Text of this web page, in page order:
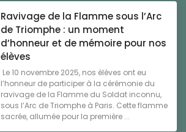
Ravivage de la Flamme sous l’Arc
de Triomphe : un moment
d’honneur et de mémoire pour nos
élèves
Le 10 novembre 2025, nos élèves ont eu
l’honneur de participer à la cérémonie du
ravivage de la Flamme du Soldat inconnu,
sous l’Arc de Triomphe à Paris. Cette flamme
sacrée, allumée pour la première ...